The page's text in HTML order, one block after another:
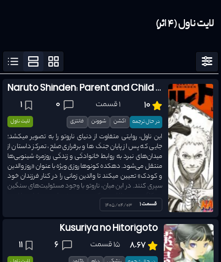
لایت ناول (4 اثر)
مرتب سازی
Naruto Shinden: Parent and Child Day
10 1 قسمت 0
1
در حال ترجمه اکشن شوونن فانتزی لایت ناول
این ناول، روایتی متفاوت از دنیای ناروتو را به تصویر میکشد؛
جایی که پس از پایان جنگ‌ ها و برقراری صلح، تمرکز داستان از
میدان‌های نبرد به روابط خانوادگی و زندگی روزمره شینوبی‌ها
منتقل می‌شود. دهکده کونوها روزی ویژه با عنوان «روز والدین
و کودک» تعیین میکند تا والدین زمانی را در کنار فرزندان خود
سپری کنند. در این میان، ناروتو با وجود مسئولیت‌های سنگین
هوکاگه بودن تلاش می‌کند پدری بهتر برای هیماواری باشد و
ساسکه نیز در تلاش است فاصله‌ای را که سال‌ ها میان او و
قسمت 1 1405/04/03
Kusuriya no Hitorigoto
8.67 15 قسمت 6
11